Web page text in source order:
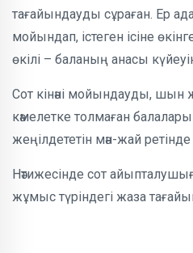
тағайындауды сұраған. Ер
мойындап, істеген ісіне
өкілі – баланың анасы
Сот кінәні мойындауды, шын
кәмелетке толмаған
жеңілдететін мән-жай ретінде
Нәтижесінде сот
жұмыс түріндегі жаза